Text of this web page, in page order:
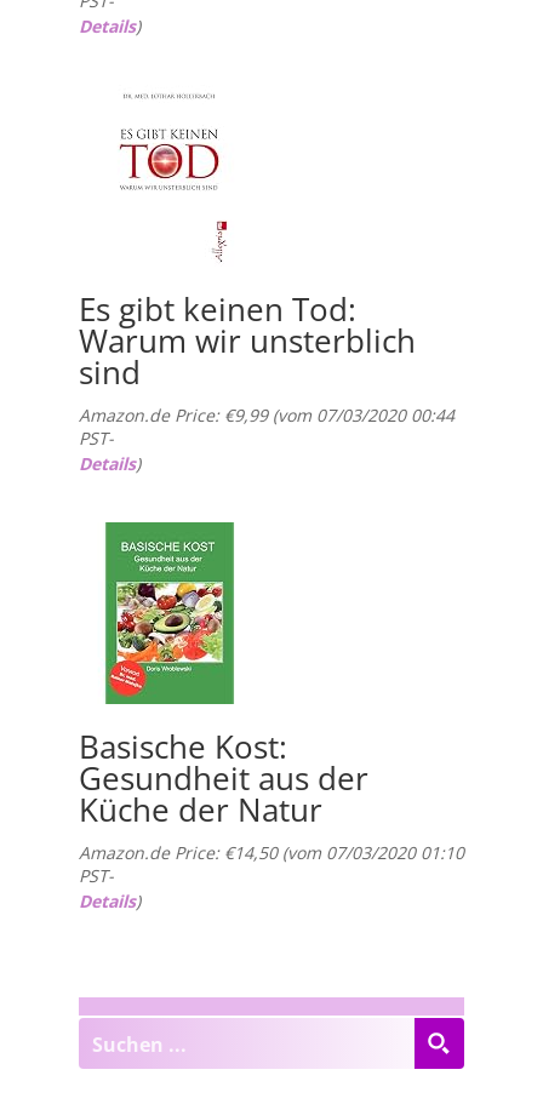
Details)
Es gibt keinen Tod:
Warum wir unsterblich
sind
Amazon.de Price: €9,99(vom 07/03/2020 00:44
PST-
Details)
Basische Kost:
Gesundheit aus der
Küche der Natur
Amazon.de Price: €14,50(vom 07/03/2020 01:10
PST-
Details)